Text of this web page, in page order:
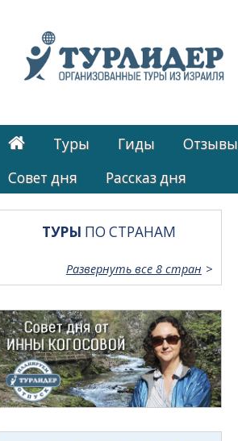
Туры Гиды
Cовет дня
Рассказ дня
ТУРЫ ПО СТРАНАМ
Развернуть все 8 стран